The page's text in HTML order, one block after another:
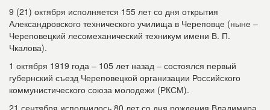
9 (21) октября исполняется 155 лет со дня открытия
Александровского технического училища в Череповце (ныне –
Череповецкий лесомеханический техникум имени В. П.
Чкалова).
1 октября 1919 года – 105 лет назад – состоялся первый
губернский съезд Череповецкой организации Российского
коммунистического союза молодежи (РКСМ).
21 сентября исполнилось 80 лет со дня рождения Владимира